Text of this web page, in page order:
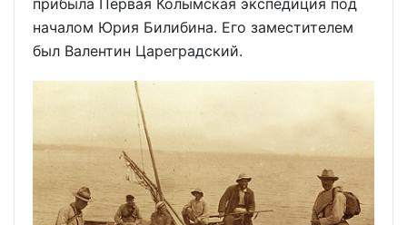
началом Юрия Билибина. Его заместителем
был Валентин Цареградский.